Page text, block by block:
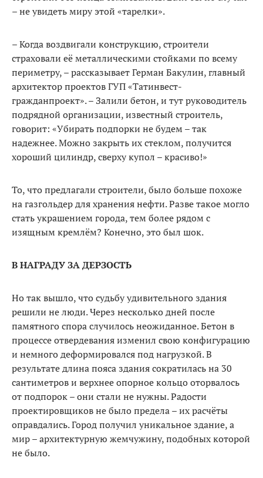
– не увидеть миру этой «тарелки».
– Когда воздвигали конструк­цию, строители
страховали её ме­таллическими стойками по всему
периметру, – рассказывает Гер­ман Бакулин, главный
архитек­тор проектов ГУП «Татинвест­
гражданпроект». – Залили бетон, и тут руководитель
подрядной организации, известный строи­тель,
говорит: «Убирать подпорки не будем – так
надежнее. Можно закрыть их стеклом, получится
хороший цилиндр, сверху купол – красиво!»
То, что предлагали строители, было больше похоже
на газголь­дер для хранения нефти. Разве такое могло
стать украшением го­рода, тем более рядом с
изящным кремлём? Конечно, это был шок.
В НАГРАДУ ЗА ДЕРЗОСТЬ
Но так вышло, что судьбу удивительного здания
решили не люди. Через несколько дней после
памятного спора случи­лось неожиданное. Бетон в
про­цессе отвердевания изменил свою конфигурацию
и немного деформировался под нагрузкой. В
результате длина пояса здания сократилась на 30
сантиметров и верхнее опорное кольцо ото­рвалось
от подпорок – они стали не нужны. Радости
проектиров­щиков не было предела – их рас­чёты
оправдались. Город получил уникальное здание, а
мир – архи­тектурную жемчужину, подобных которой
не было.